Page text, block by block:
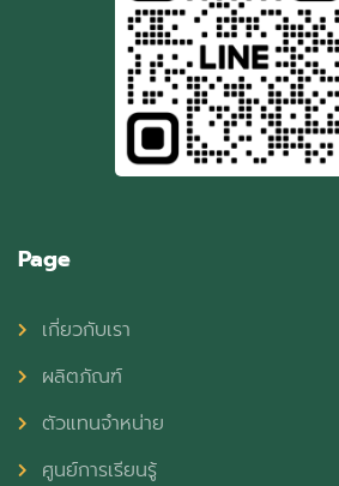
Page
เกี่ยวกับเรา
ผลิตภัณฑ์
ตัวแทนจำหน่าย
ศูนย์การเรียนรู้